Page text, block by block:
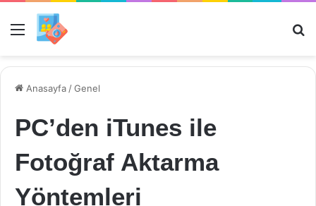
Menü
Anasayfa /Genel
PC’den iTunes ile
Fotoğraf Aktarma
Yöntemleri